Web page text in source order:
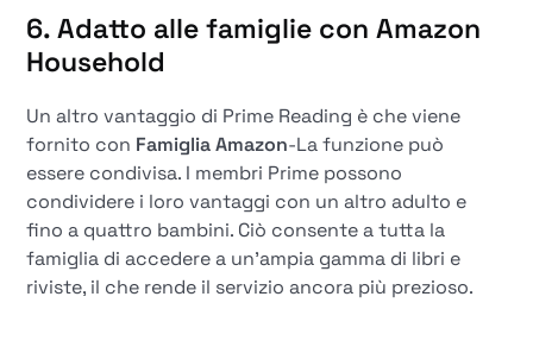
6. Adatto alle famiglie con Amazon
Household
Un altro vantaggio di Prime Reading è che viene
fornito con Famiglia Amazon-La funzione può
essere condivisa. I membri Prime possono
condividere i loro vantaggi con un altro adulto e
fino a quattro bambini. Ciò consente a tutta la
famiglia di accedere a un'ampia gamma di libri e
riviste, il che rende il servizio ancora più prezioso.